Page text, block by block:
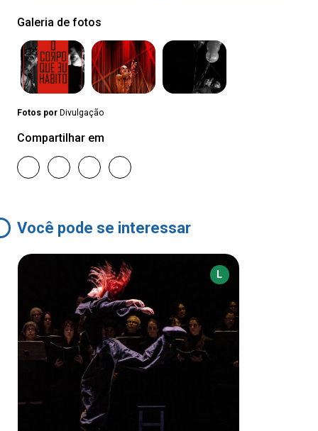
Galeria de fotos
Fotos por Divulgação
Compartilhar em
Você pode se interessar
L